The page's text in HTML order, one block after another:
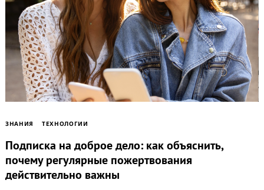
ЗНАНИЯ ТЕХНОЛОГИИ
Подписка на доброе дело: как объяснить,
почему регулярные пожертвования
действительно важны